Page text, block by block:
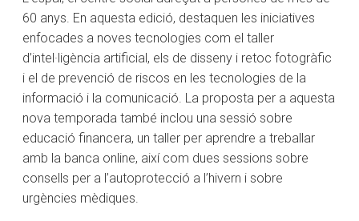
60 anys. En aquesta edició, destaquen les iniciatives
enfocades a noves tecnologies com el taller
d’intel·ligència artificial, els de disseny i retoc fotogràfic
i el de prevenció de riscos en les tecnologies de la
informació i la comunicació. La proposta per a aquesta
nova temporada també inclou una sessió sobre
educació financera, un taller per aprendre a treballar
amb la banca online, així com dues sessions sobre
consells per a l’autoprotecció a l’hivern i sobre
urgències mèdiques.